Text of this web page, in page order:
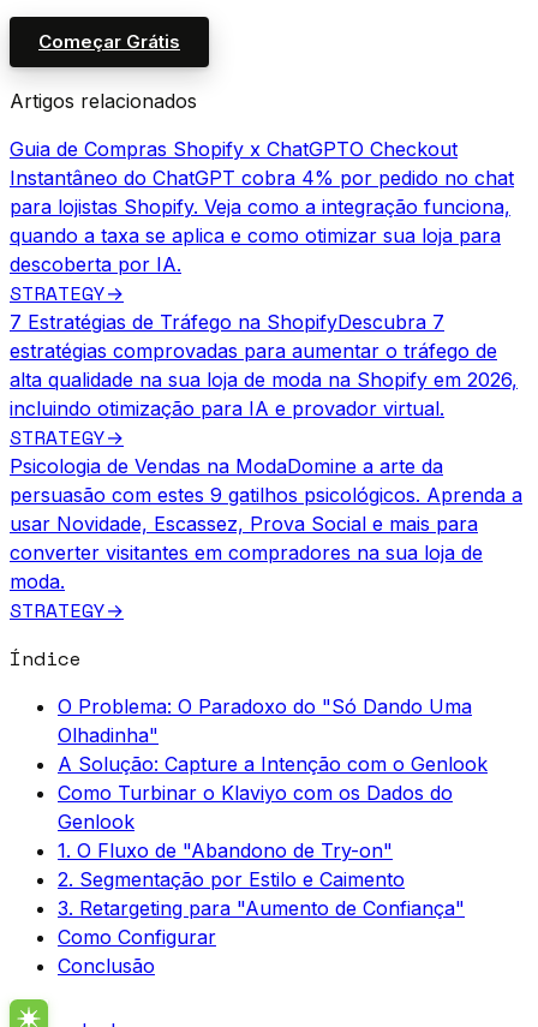
Começar Grátis
Artigos relacionados
Guia de Compras Shopify x ChatGPTO Checkout
Instantâneo do ChatGPT cobra 4% por pedido no chat
para lojistas Shopify. Veja como a integração funciona,
quando a taxa se aplica e como otimizar sua loja para
descoberta por IA.
STRATEGY→
7 Estratégias de Tráfego na ShopifyDescubra 7
estratégias comprovadas para aumentar o tráfego de
alta qualidade na sua loja de moda na Shopify em 2026,
incluindo otimização para IA e provador virtual.
STRATEGY→
Psicologia de Vendas na ModaDomine a arte da
persuasão com estes 9 gatilhos psicológicos. Aprenda a
usar Novidade, Escassez, Prova Social e mais para
converter visitantes em compradores na sua loja de
moda.
STRATEGY→
Índice
O Problema: O Paradoxo do "Só Dando Uma
Olhadinha"
A Solução: Capture a Intenção com o Genlook
Como Turbinar o Klaviyo com os Dados do
Genlook
1. O Fluxo de "Abandono de Try-on"
2. Segmentação por Estilo e Caimento
3. Retargeting para "Aumento de Confiança"
Como Configurar
Conclusão